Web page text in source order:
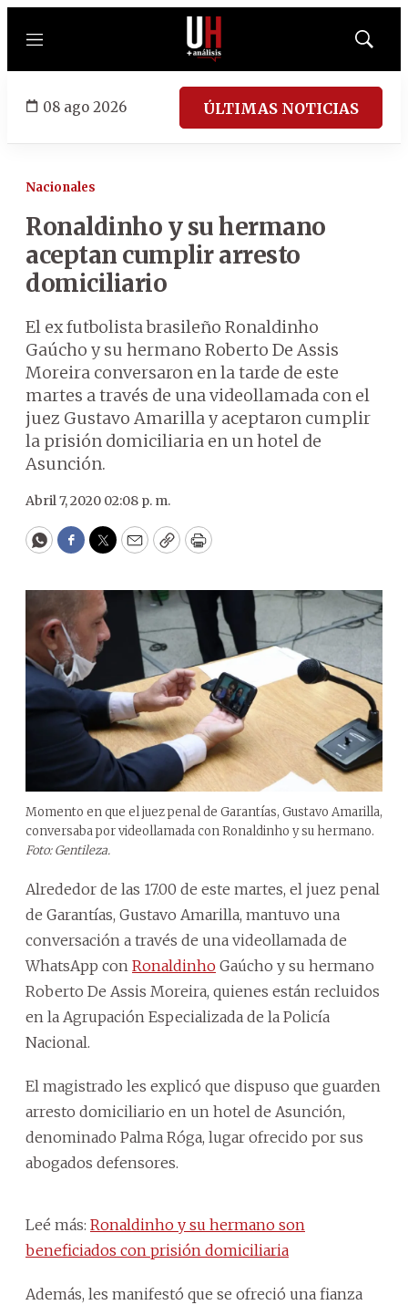
Menú
Mostrar
08 ago 2026 ÚLTIMAS NOTICIAS
Nacionales
Ronaldinho y su hermano
aceptan cumplir arresto
domiciliario
El ex futbolista brasileño Ronaldinho
Gaúcho y su hermano Roberto De Assis
Moreira conversaron en la tarde de este
martes a través de una videollamada con el
juez Gustavo Amarilla y aceptaron cumplir
la prisión domiciliaria en un hotel de
Asunción.
Abril 7, 2020 02:08 p. m.
WhatsApp
Facebook
Twitter
EmailCopyPrint
Momento en que el juez penal de Garantías, Gustavo Amarilla,
conversaba por videollamada con Ronaldinho y su hermano.
Foto: Gentileza.
Alrededor de las 17.00 de este martes, el juez penal
de Garantías, Gustavo Amarilla, mantuvo una
conversación a través de una videollamada de
WhatsApp con Ronaldinho Gaúcho y su hermano
Roberto De Assis Moreira, quienes están recluidos
en la Agrupación Especializada de la Policía
Nacional.
El magistrado les explicó que dispuso que guarden
arresto domiciliario en un hotel de Asunción,
denominado Palma Róga, lugar ofrecido por sus
abogados defensores.
Leé más: Ronaldinho y su hermano son
beneficiados con prisión domiciliaria
Además, les manifestó que se ofreció una fianza